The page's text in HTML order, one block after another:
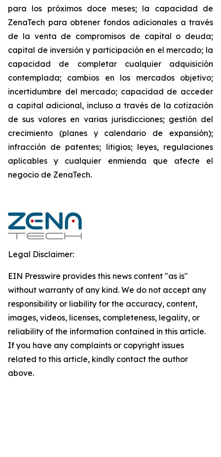
para los próximos doce meses; la capacidad de
ZenaTech para obtener fondos adicionales a través
de la venta de compromisos de capital o deuda;
capital de inversión y participación en el mercado; la
capacidad de completar cualquier adquisición
contemplada; cambios en los mercados objetivo;
incertidumbre del mercado; capacidad de acceder
a capital adicional, incluso a través de la cotización
de sus valores en varias jurisdicciones; gestión del
crecimiento (planes y calendario de expansión);
infracción de patentes; litigios; leyes, regulaciones
aplicables y cualquier enmienda que afecte el
negocio de ZenaTech.
Legal Disclaimer:
EIN Presswire provides this news content "as is"
without warranty of any kind. We do not accept any
responsibility or liability for the accuracy, content,
images, videos, licenses, completeness, legality, or
reliability of the information contained in this article.
If you have any complaints or copyright issues
related to this article, kindly contact the author
above.